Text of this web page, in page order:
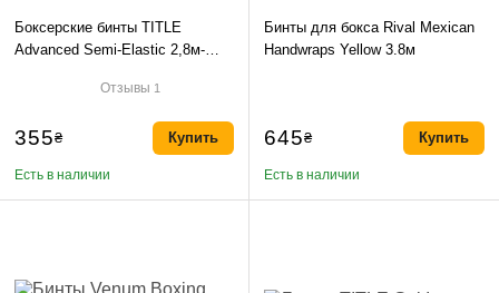
Боксерские бинты TITLE
Advanced Semi-Elastic 2,8м-
Отзывы 1
355₴
Есть в наличии
Купить
Бинты для бокса Rival Mexican
Handwraps Yellow 3.8м
645₴
Есть в наличии
Купить